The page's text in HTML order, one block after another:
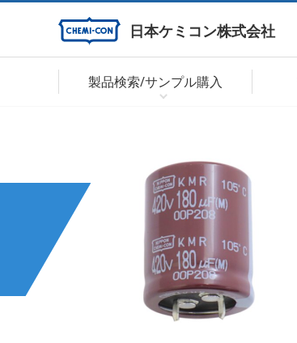
日本ケミコン株式会社
製品検索/サンプル購入